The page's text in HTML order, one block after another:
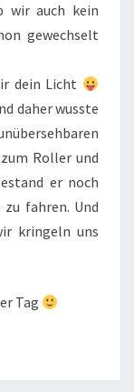
wir auch kein
gewechselt
dein Licht
daher wusste
Roller und
er noch
fahren. Und
kringeln uns
Tag